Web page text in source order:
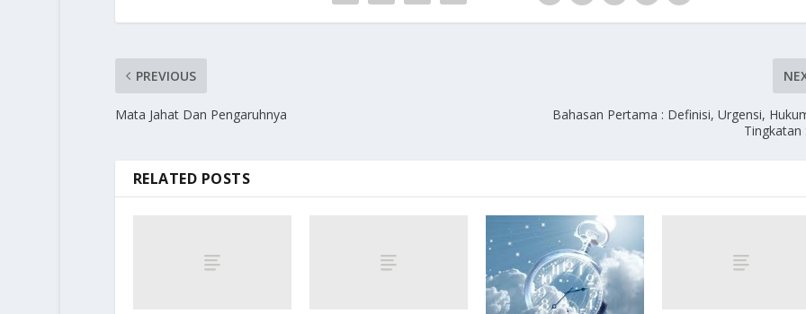
PREVIOUS
Mata Jahat Dan Pengaruhnya
Bahasan Pertama : Definisi, Urgensi,
Tingkatan
RELATED POSTS